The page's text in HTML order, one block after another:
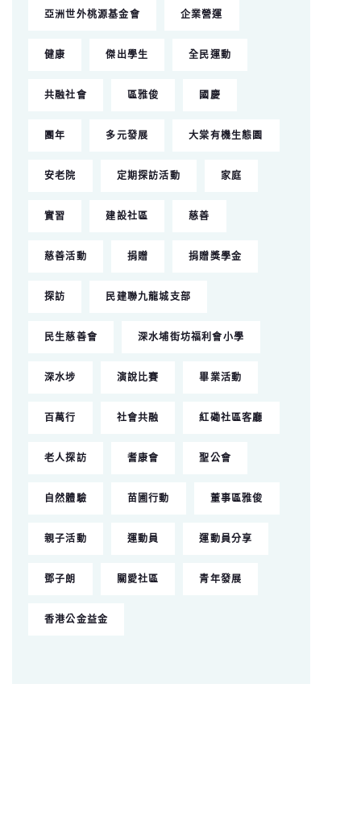
亞洲世外桃源基金會 企業營運
健康 傑出學生 全民運動
共融社會 區雅俊 國慶
團年 多元發展 大棠有機生態園
安老院 定期探訪活動 家庭
實習 建設社區 慈善
慈善活動 捐贈 捐贈獎學金
探訪 民建聯九龍城支部
民生慈善會 深水埔街坊福利會小學
深水埗 演說比賽 畢業活動
百萬行 社會共融 紅磡社區客廳
老人探訪 耆康會 聖公會
自然體驗 苗圃行動 董事區雅俊
親子活動 運動員 運動員分享
鄧子朗 關愛社區 青年發展
香港公金益金